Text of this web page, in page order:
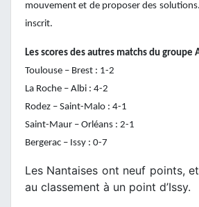
mouvement et de proposer des
inscrit.
Les scores des autres matchs du groupe
Toulouse – Brest : 1-2
La Roche – Albi : 4-2
Rodez – Saint-Malo : 4-1
Saint-Maur – Orléans : 2-1
Bergerac – Issy : 0-7
Les Nantaises ont neuf points,
au classement à un point d’Issy.